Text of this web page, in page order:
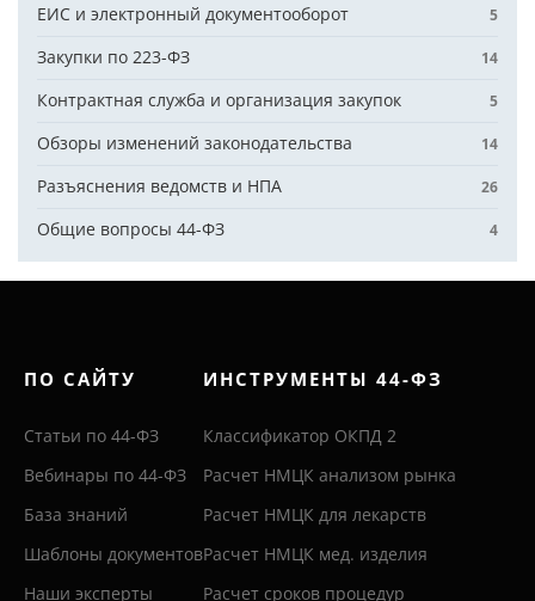
ЕИС и электронный документооборот 5
Закупки по 223-ФЗ 14
Контрактная служба и организация закупок 5
Обзоры изменений законодательства 14
Разъяснения ведомств и НПА 26
Общие вопросы 44-ФЗ 4
ПО САЙТУ
Статьи по 44-ФЗ
Вебинары по 44-ФЗ
База знаний
Шаблоны документов
Наши эксперты
ИНСТРУМЕНТЫ 44-ФЗ
Классификатор ОКПД 2
Расчет НМЦК анализом рынка
Расчет НМЦК для лекарств
Расчет НМЦК мед. изделия
Расчет сроков процедур